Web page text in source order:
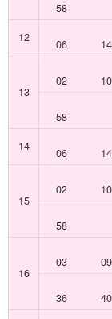
58
12
06 14
13
02 10
58
14
06 14
15
02 10
58
16
03 09
36 40